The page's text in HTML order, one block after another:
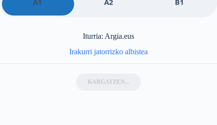
A1 A2 B1
Iturria: Argia.eus
Irakurri jatorrizko albistea
KARGATZEN...